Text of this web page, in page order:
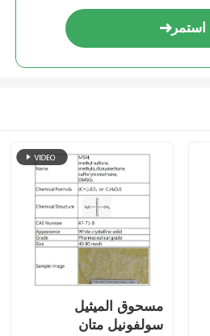
استمر
مسحوق الميثيل
سولفونيل متان